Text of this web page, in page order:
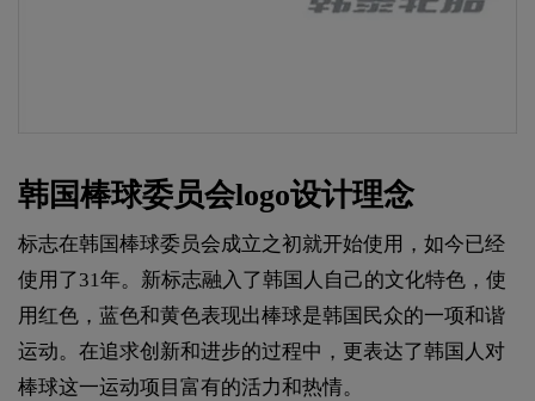
韩国棒球委员会logo设计理念
标志在韩国棒球委员会成立之初就开始使用，如今已经
使用了31年。新标志融入了韩国人自己的文化特色，使
用红色，蓝色和黄色表现出棒球是韩国民众的一项和谐
运动。在追求创新和进步的过程中，更表达了韩国人对
棒球这一运动项目富有的活力和热情。